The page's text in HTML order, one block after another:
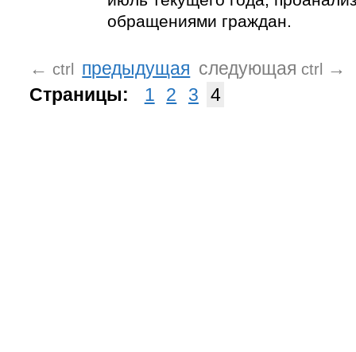
обращениями граждан.
← ctrl предыдущая следующая ctrl
→
Страницы:
1 2 3 4